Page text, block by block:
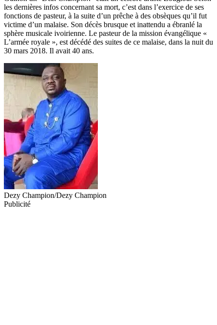
les dernières infos concernant sa mort, c’est dans l’exercice de ses
fonctions de pasteur, à la suite d’un prêche à des obsèques qu’il fut
victime d’un malaise. Son décès brusque et inattendu a ébranlé la
sphère musicale ivoirienne. Le pasteur de la mission évangélique «
L’armée royale », est décédé des suites de ce malaise, dans la nuit du
30 mars 2018. Il avait 40 ans.
Dezy Champion/Dezy Champion
Publicité